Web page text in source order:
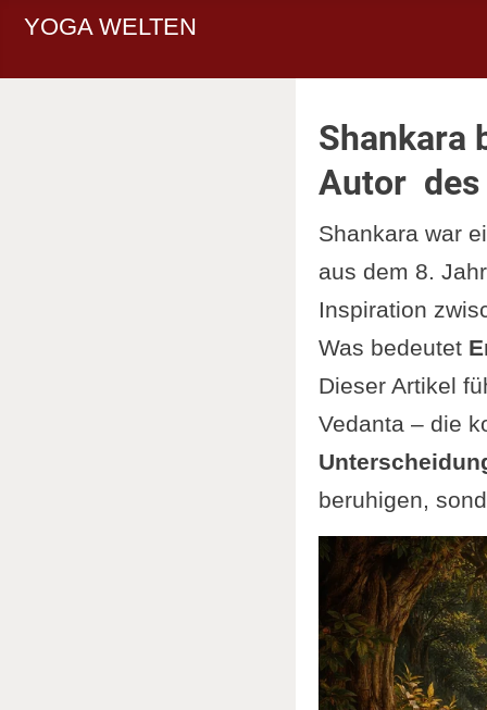
YOGA WELTEN
Shankara
Autor des
Shankara war
aus dem 8.
Inspiration
Was bedeutet
Dieser Artikel
Vedanta – die
beruhigen,